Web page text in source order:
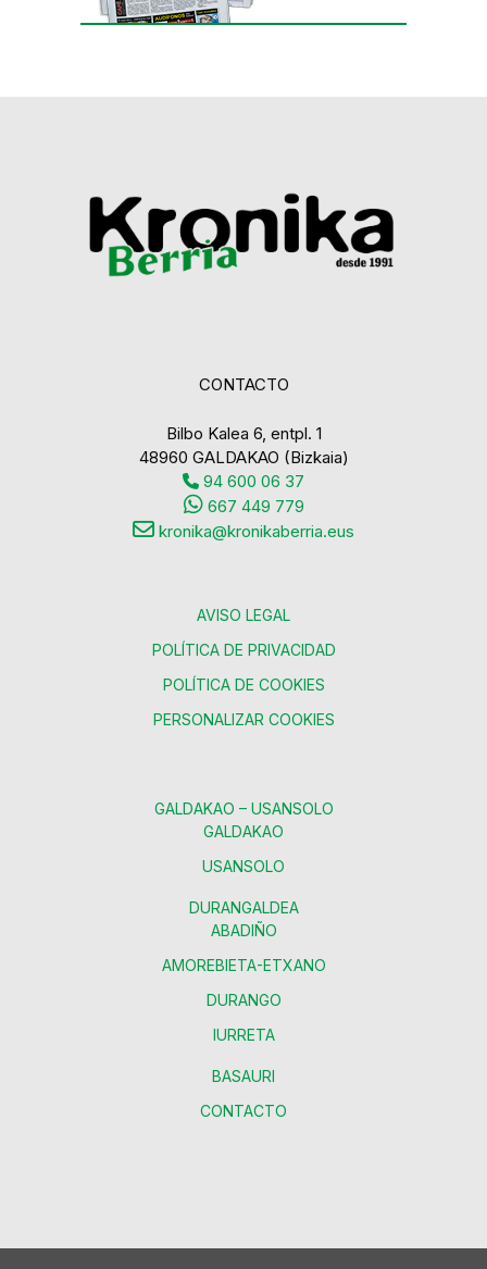
CONTACTO
Bilbo Kalea 6, entpl. 1
48960 GALDAKAO (Bizkaia)
94 600 06 37
667 449 779
kronika@kronikaberria.eus
AVISO LEGAL
POLÍTICA DE PRIVACIDAD
POLÍTICA DE COOKIES
PERSONALIZAR COOKIES
GALDAKAO – USANSOLO
GALDAKAO
USANSOLO
DURANGALDEA
ABADIÑO
AMOREBIETA-ETXANO
DURANGO
IURRETA
BASAURI
CONTACTO